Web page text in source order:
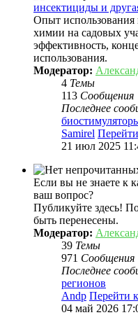
инсектициды и
Опыт использования
химии на садовых
эффективность,
использования.
Модератор:
4 Темы
113 Сообщения
Последнее
Samirel
21 июл 2025
Если вы не знаете к
ваш вопрос?
Публикуйте здесь!
быть перенесены.
Модератор:
39 Темы
971 Сообщения
Последнее
регионов
Andp Перейти
04 май 2026